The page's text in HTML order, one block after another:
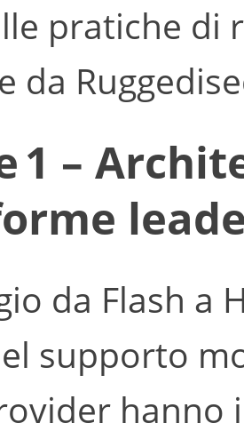
pratiche
da
1 –
da Flash a
supporto
hanno